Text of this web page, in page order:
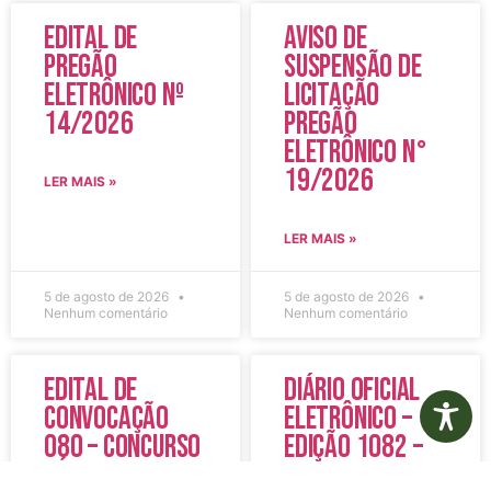
Edital de
Pregão
Eletrônico Nº
14/2026
LER MAIS »
5 de agosto de 2026
Nenhum comentário
Aviso de
Suspensão de
Licitação
Pregão
Eletrônico N°
19/2026
LER MAIS »
5 de agosto de 2026
Nenhum comentário
Edital de
Convocação
080 – Concurso
Diário Oficial
Eletrônico –
Edição 1082 –